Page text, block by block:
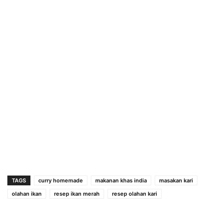
TAGS curry homemade makanan khas india
masakan kari
olahan ikan
resep ikan merah resep olahan kari